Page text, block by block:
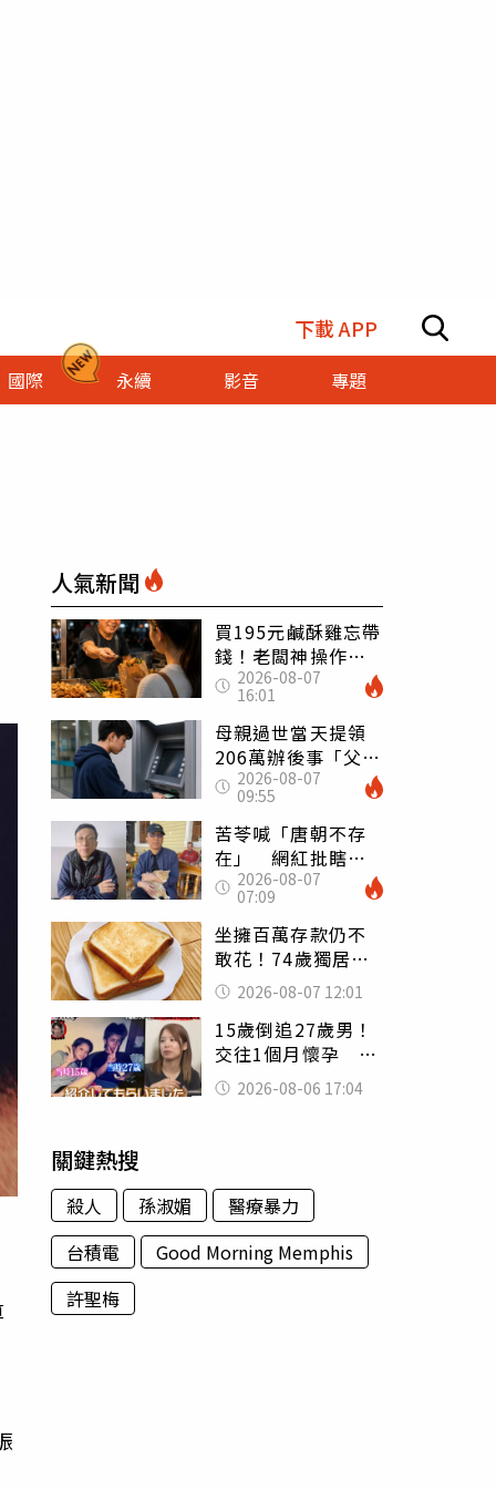
下載 APP
國際 永續 影音 專題
人氣新聞
買195元鹹酥雞忘帶
錢！老闆神操作
「倒找5元」 全網
看哭：這就是台灣
2026-08-07
16:01
母親過世當天提領
206萬辦後事「父子
遭判刑」 律師：
搶錢先下手是罪
2026-08-07
09:55
苦苓喊「唐朝不存
在」 網紅批瞎編
歷史：李白、杜甫
用鮮卑文寫詩？
2026-08-07
07:09
坐擁百萬存款仍不
敢花！74歲獨居翁
「1餐只吃1片吐
司」 半年後暴瘦
嚇壞女兒
2026-08-07 12:01
15歲倒追27歲男！
交往1個月懷孕 36
歲當阿嬤故事曝光
2026-08-06 17:04
關鍵熱搜
殺人 孫淑媚
醫療暴力
台積電
Good Morning Memphis
許聖梅